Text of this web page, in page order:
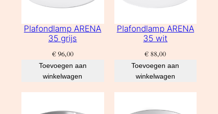
Plafondlamp ARENA
35 grijs
€96,00
Toevoegen aan
winkelwagen
Plafondlamp ARENA
35 wit
€ 88,00
Toevoegen aan
winkelwagen